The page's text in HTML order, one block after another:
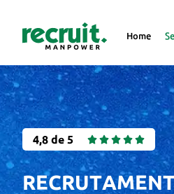
Home
4,8 de 5     